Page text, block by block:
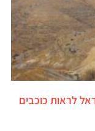
לראות כוכבים